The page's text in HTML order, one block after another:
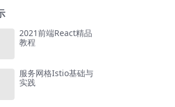
2021前端React精品
教程
服务网格Istio基础与
实践